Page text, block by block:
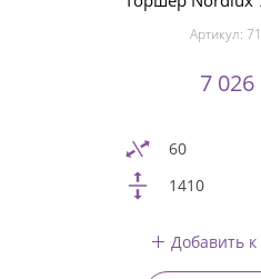
Артикул:
7 026
60
1410
Добавить